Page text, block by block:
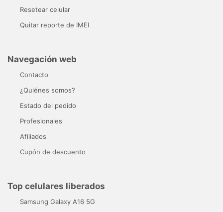
Resetear celular
Quitar reporte de IMEI
Navegación web
Contacto
¿Quiénes somos?
Estado del pedido
Profesionales
Afiliados
Cupón de descuento
Top celulares liberados
Samsung Galaxy A16 5G